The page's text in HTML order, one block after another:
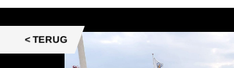
< TERUG